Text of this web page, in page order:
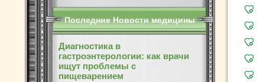
Последние Новости медицины
Диагностика в
гастроэнтерологии: как врачи
ищут проблемы с
пищеварением